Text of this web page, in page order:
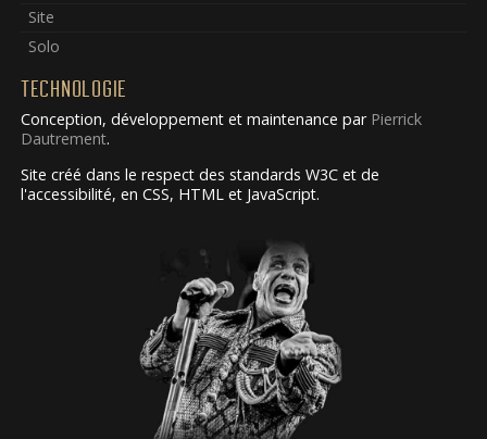
Site
Solo
TECHNOLOGIE
Conception, développement et maintenance par Pierrick
Dautrement.
Site créé dans le respect des standards W3C et de
l'accessibilité, en CSS, HTML et JavaScript.